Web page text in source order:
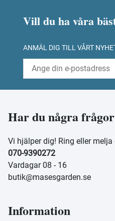
Vill du ha våra
ANMÄL DIG TILL VÅRT
Har du några
Vi hjälper dig! Ring eller melja
070-9390272
Vardagar 08 - 16
butik@masesgarden.se
Information